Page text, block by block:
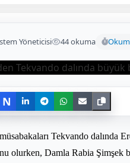
Yöneticisi 44 okuma
N
Tekvando dalında
olurken, Damla Rabia Şimşek